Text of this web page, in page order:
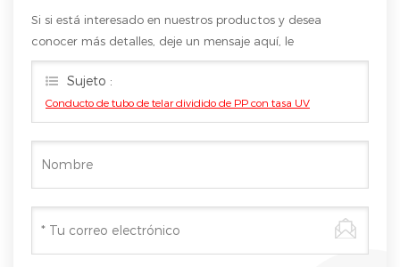
Si si está interesado en nuestros productos y desea
conocer más detalles, deje un mensaje aquí, le
responderemos lo antes posible.
Sujeto :
Conducto de tubo de telar dividido de PP con tasa UV